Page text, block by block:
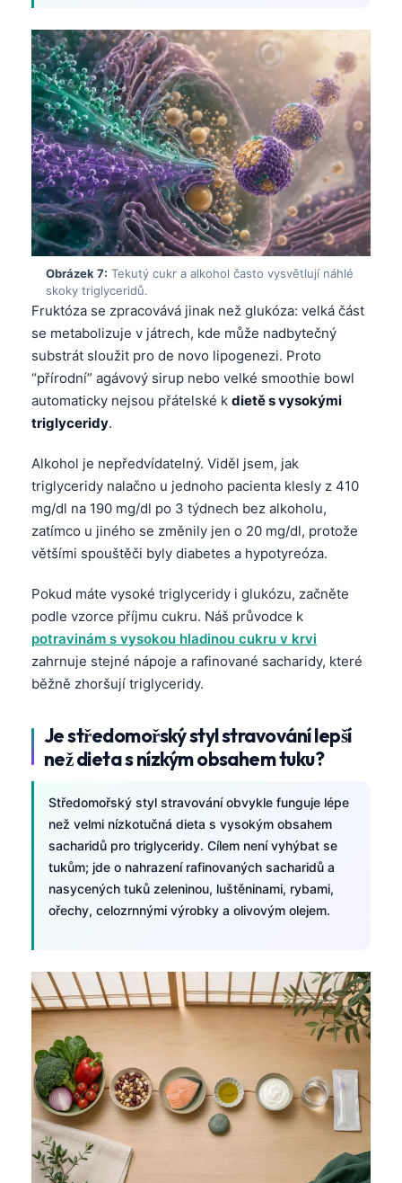
Obrázek 7: Tekutý cukr a alkohol často vysvětlují náhlé
skoky triglyceridů.
Fruktóza se zpracovává jinak než glukóza: velká část
se metabolizuje v játrech, kde může nadbytečný
substrát sloužit pro de novo lipogenezi. Proto
“přírodní” agávový sirup nebo velké smoothie bowl
automaticky nejsou přátelské k dietě s vysokými
triglyceridy.
Alkohol je nepředvídatelný. Viděl jsem, jak
triglyceridy nalačno u jednoho pacienta klesly z 410
mg/dl na 190 mg/dl po 3 týdnech bez alkoholu,
zatímco u jiného se změnily jen o 20 mg/dl, protože
většími spouštěči byly diabetes a hypotyreóza.
Pokud máte vysoké triglyceridy i glukózu, začněte
podle vzorce příjmu cukru. Náš průvodce k
potravinám s vysokou hladinou cukru v krvi
zahrnuje stejné nápoje a rafinované sacharidy, které
běžně zhoršují triglyceridy.
Je středomořský styl stravování lepší
než dieta s nízkým obsahem tuku?
Středomořský styl stravování obvykle funguje lépe
než velmi nízkotučná dieta s vysokým obsahem
sacharidů pro triglyceridy. Cílem není vyhýbat se
tukům; jde o nahrazení rafinovaných sacharidů a
nasycených tuků zeleninou, luštěninami, rybami,
ořechy, celozrnnými výrobky a olivovým olejem.
Shqip
বাংলা
اردو
मराठी
తెలుగు
தமிழ்
ગુજરાતી
Bahasa Melayu
Tiếng Việt
Tagalog
ไทย
ភាសាខ្មែរ
Kiswahili
Українська
O‘zbekcha
Català
Suomi
Hrvatski
Slovenčina
پښتو
سنڌي
සිංහල
অসমীয়া
Galego
Latviešu valoda
Македонски јазик
Euskara
Gàidhlig
Occitan
العربية المغربية
Afrikaans
Монгол
ພາສາລາວ